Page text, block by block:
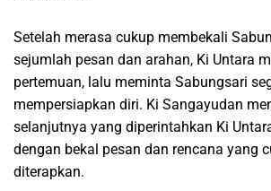
Setelah merasa cukup membekali
sejumlah pesan dan arahan, Ki Untara
pertemuan, lalu meminta Sabungsari
mempersiapkan diri. Ki Sangayudan
selanjutnya yang diperintahkan Ki
dengan bekal pesan dan rencana yang
diterapkan.